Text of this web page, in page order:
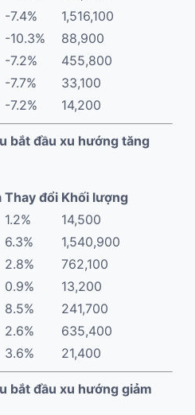
-7.4%
1,516,100
-10.3%
88,900
-7.2%
455,800
-7.7%
33,100
-7.2% 14,200
bắt đầu xu hướng tăng
Thay đổi Khối lượng
1.2%
14,500
6.3%
1,540,900
2.8%
762,100
0.9%
13,200
8.5%
241,700
2.6%
635,400
3.6% 21,400
bắt đầu xu hướng giảm